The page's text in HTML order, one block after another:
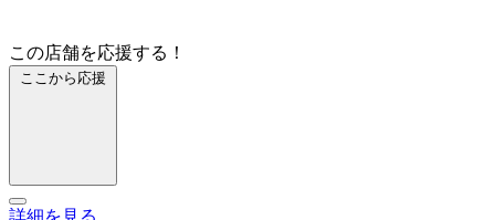
この店舗を応援する！
ここから応援